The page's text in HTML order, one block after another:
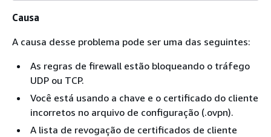
Causa
A causa desse problema pode ser uma das seguintes:
As regras de firewall estão bloqueando o tráfego
UDP ou TCP.
Você está usando a chave e o certificado do cliente
incorretos no arquivo de configuração (.ovpn).
A lista de revogação de certificados de cliente